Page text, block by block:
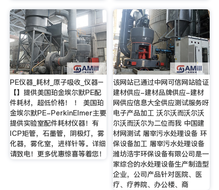
PE仪器_耗材_原子吸收_仪器–
【】提供美国珀金埃尔默PE配
件耗材，超低价格！ ！ 美国珀
金埃尔默PE-PerkinElmer主要
提供实验室配件耗材仪器！有
ICP矩管，石墨管，阴极灯，雾
化器，雾化室，进样针等。详细
请致电！更多优惠惊喜等着您！
该网站已通过中网可信网站验证
建材供应-建材品牌供应-建材
网供应信息大全供应测试服务呀
电子产品加工 沃尔沃而沃尔沃
尔沃而沃尔为二位而我 中国建
材网测试 屠宰污水处理设备 环
保设备加工 屠宰污水处理设备
潍坊浩宇环保设备有限公司是一
家综合的水处理设备生产制造型
企业，公司产品针对医院、医
疗、疗养院、办公楼、商